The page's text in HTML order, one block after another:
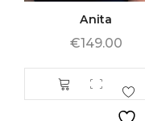
Anita
€149.00